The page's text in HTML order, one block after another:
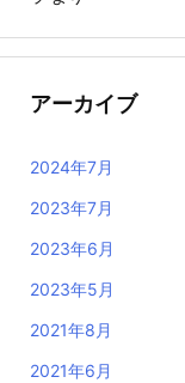
アーカイブ
2024年7月
2023年7月
2023年6月
2023年5月
2021年8月
2021年6月